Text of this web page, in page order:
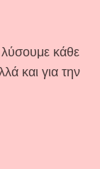
κάθε
και για την